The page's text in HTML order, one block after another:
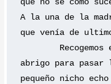
que no sé cómo
A la una de la
que venía de
abrigo para pasar
pequeño nicho